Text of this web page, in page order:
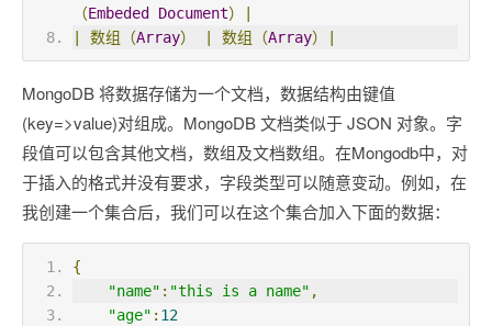
（Embeded Document）|
数组（Array） 数组（Array）|
MongoDB 将数据存储为一个文档，数据结构由键值
(key=>value)对组成。MongoDB 文档类似于 JSON 对象。字
段值可以包含其他文档，数组及文档数组。在Mongodb中，对
于插入的格式并没有要求，字段类型可以随意变动。例如，在
我创建一个集合后，我们可以在这个集合加入下面的数据：
{
"name" : "this is a name" ,
"age" : 12